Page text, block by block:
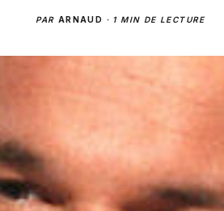
PAR ARNAUD · 1 MIN DE LECTURE